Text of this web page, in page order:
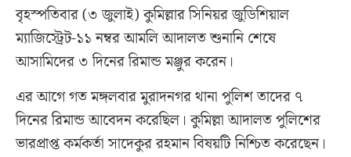
বৃহস্পতিবার (৩ জুলাই) কুমিল্লার সিনিয়র জুডিশিয়াল
ম্যাজিস্ট্রেট-১১ নম্বর আমলি আদালত শুনানি শেষে
আসামিদের ৩ দিনের রিমান্ড মঞ্জুর করেন।
এর আগে গত মঙ্গলবার মুরাদনগর থানা পুলিশ তাদের ৭
দিনের রিমান্ড আবেদন করেছিল। কুমিল্লা আদালত পুলিশের
ভারপ্রাপ্ত কর্মকর্তা সাদেকুর রহমান বিষয়টি নিশ্চিত করেছেন।